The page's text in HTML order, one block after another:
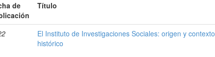
de
Título
El Instituto de Investigaciones Sociales: origen y contexto
histórico